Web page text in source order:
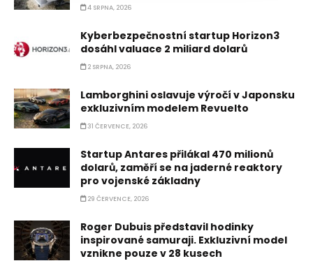
4 SRPNA, 2026
Kyberbezpečnostní startup Horizon3
dosáhl valuace 2 miliard dolarů
2 SRPNA, 2026
Lamborghini oslavuje výročí v Japonsku
exkluzivním modelem Revuelto
31 ČERVENCE, 2026
Startup Antares přilákal 470 milionů
dolarů, zaměří se na jaderné reaktory
pro vojenské základny
29 ČERVENCE, 2026
Roger Dubuis představil hodinky
inspirované samuraji. Exkluzivní model
vznikne pouze v 28 kusech